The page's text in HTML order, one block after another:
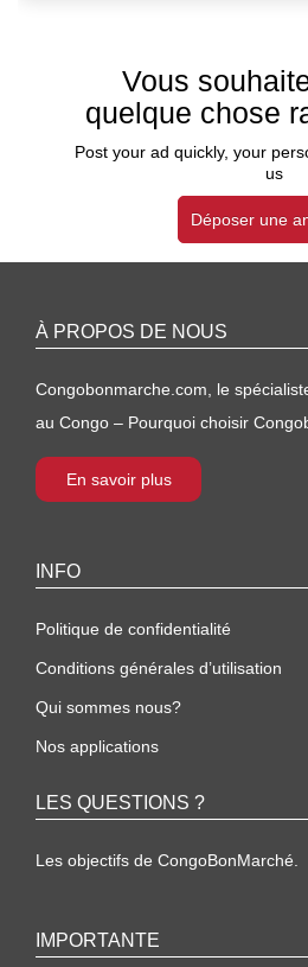
Vous
quelque chose
Post your ad quickly, your
us
Déposer une
À PROPOS DE NOUS
Congobonmarche.com, le
au Congo – Pourquoi choisir
En savoir plus
INFO
Politique de confidentialité
Conditions générales d’utilisation
Qui sommes nous?
Nos applications
LES QUESTIONS ?
Les objectifs de CongoBonMarché.
IMPORTANTE